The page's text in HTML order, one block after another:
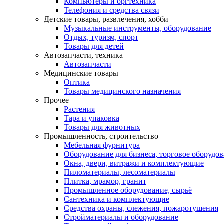
Телефония и средства связи
Детские товары, развлечения, хобби
Музыкальные инструменты, оборудование
Отдых, туризм, спорт
Товары для детей
Автозапчасти, техника
Автозапчасти
Медицинские товары
Оптика
Товары медицинского назначения
Прочее
Растения
Тара и упаковка
Товары для животных
Промышленность, строительство
Мебельная фурнитура
Оборудование для бизнеса, торговое
Окна, двери, витражи и комплектующие
Пиломатериалы, лесоматериалы
Плитка, мрамор, гранит
Промышленное оборудование, сырьё
Сантехника и комплектующие
Средства охраны, слежения, пожаротушения
Стройматериалы и оборудование